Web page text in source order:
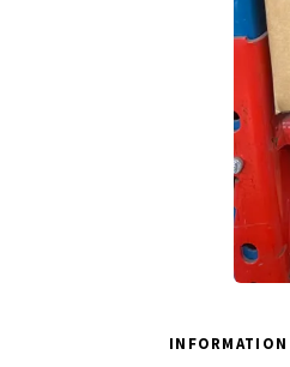
INFORMATION